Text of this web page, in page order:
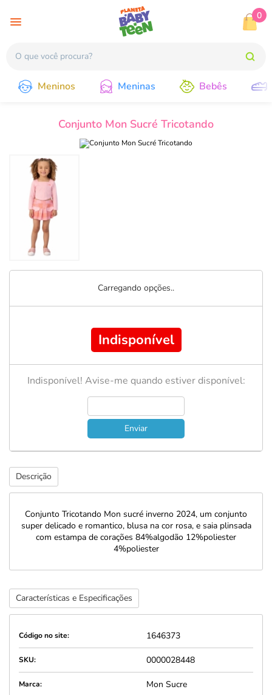
0
Meninos Meninas Bebês
Conjunto Mon Sucré Tricotando
Carregando opções..
Indisponível
Indisponível! Avise-me quando estiver disponível:
Enviar
Descrição
Conjunto Tricotando Mon sucré inverno 2024, um conjunto
super delicado e romantico, blusa na cor rosa, e saia plinsada
com estampa de corações 84%algodão 12%poliester
4%poliester
Características e Especificações
Código no site: 1646373
SKU: 0000028448
Marca: Mon Sucre